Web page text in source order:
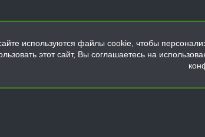
используются файлы cookie, чтобы
этот сайт, Вы соглашаетесь на